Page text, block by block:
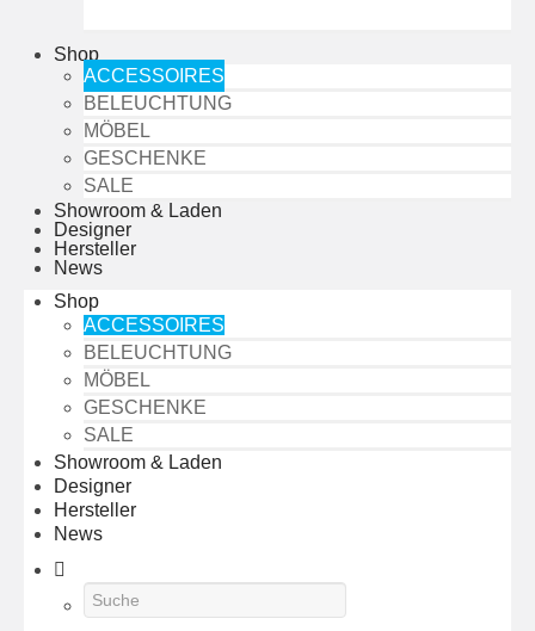
Shop
ACCESSOIRES
BELEUCHTUNG
MÖBEL
GESCHENKE
SALE
Showroom & Laden
Designer
Hersteller
News
Shop
ACCESSOIRES
BELEUCHTUNG
MÖBEL
GESCHENKE
SALE
Showroom & Laden
Designer
Hersteller
News